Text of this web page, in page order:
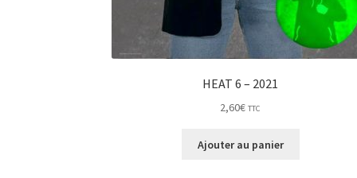
HEAT 6 – 2021
2,60€ TTC
Ajouter au panier